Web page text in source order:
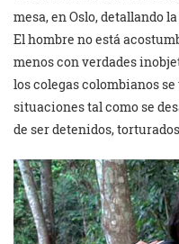
mesa, en Oslo, detallando
El hombre no está
menos con verdades
los colegas colombianos
situaciones tal como se
de ser detenidos,